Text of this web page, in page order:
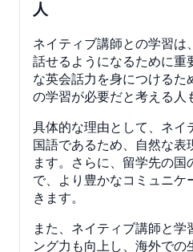
人
ネイティブ講師との学習は
話せるようになるために重
な英会話力を身につけるた
の学習が必要だと考える人
具体的な理由として、ネイ
国語であるため、自然な表
ます。さらに、留学先の国
で、より豊かなコミュニケ
きます。
また、ネイティブ講師と学
ング力も向上し、海外での